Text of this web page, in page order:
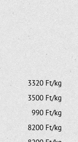
3320 Ft/kg
3500 Ft/kg
990 Ft/kg
8200 Ft/kg